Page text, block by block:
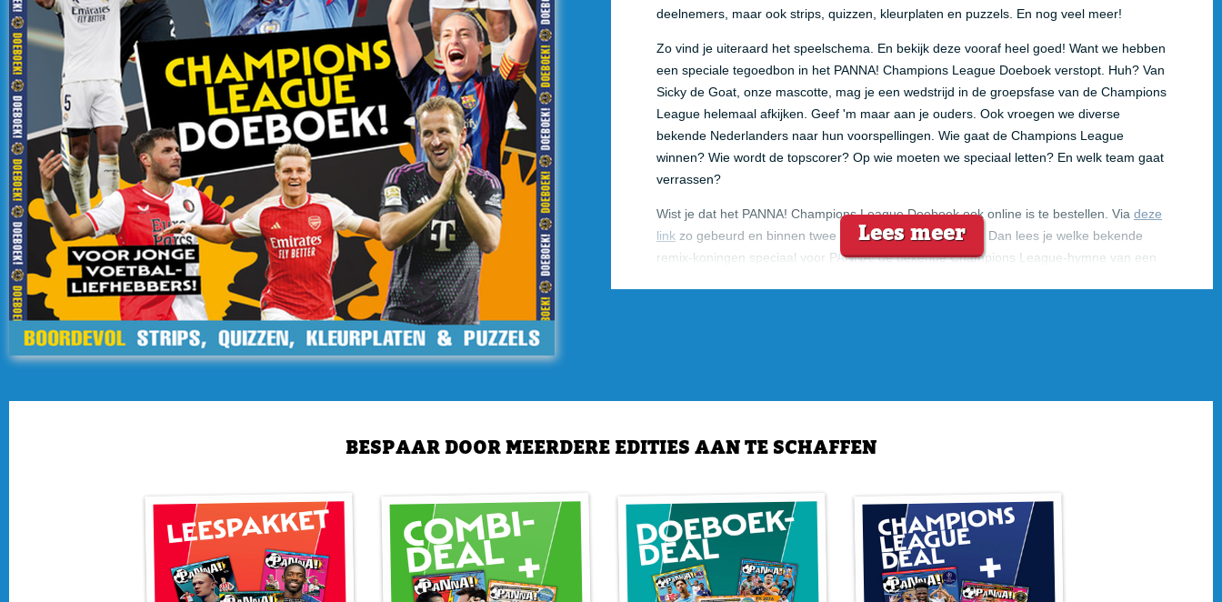
deelnemers, maar ook strips, quizzen, kleurplaten en puzzels. En nog veel meer!
Zo vind je uiteraard het speelschema. En bekijk deze vooraf heel goed! Want we hebben
een speciale tegoedbon in het PANNA! Champions League Doeboek verstopt. Huh? Van
Sicky de Goat, onze mascotte, mag je een wedstrijd in de groepsfase van de Champions
League helemaal afkijken. Geef 'm maar aan je ouders. Ook vroegen we diverse
bekende Nederlanders naar hun voorspellingen. Wie gaat de Champions League
winnen? Wie wordt de topscorer? Op wie moeten we speciaal letten? En welk team gaat
verrassen?
Wist je dat het PANNA! Champions League Doeboek ook online is te bestellen. Via deze
link zo gebeurd en binnen twee à drie werkdagen in huis! Dan lees je welke bekende
remix-koningen speciaal voor PANNA! de bekende Champions League-hymne van een
Champions League terugvinden. Dan nog de WhatsApp-quiz, de Emoji Quiz, de
diverse zoekspelletjes te vinden. Wie zit er achter de champion? Wie achter het snot van
Groepsfase: alles over de 32 deelnemers!
De mooiste etalage voor het voetbal, met daarin de beste spelers, de grootste clubs en
de speculairste wedstrijden: de Champions League. We stellen alle 32 deelnemers aan
Lees meer
BESPAAR DOOR MEERDERE EDITIES AAN TE SCHAFFEN